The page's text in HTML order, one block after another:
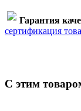
Гарантия
сертификация
С этим